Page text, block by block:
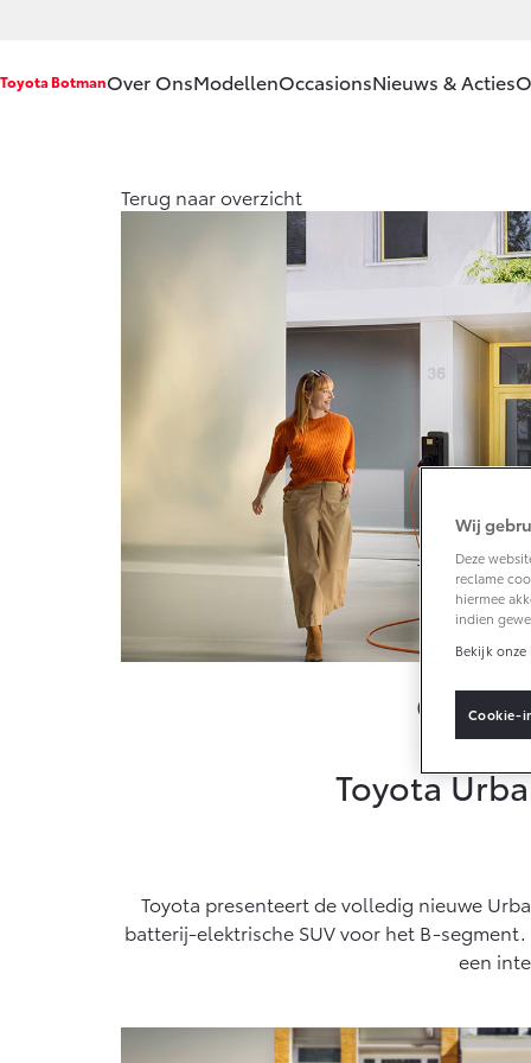
Toyota BotmanOver Ons
Klantbeoordelingen
Klachtenprocedure
Sponsorbeleid
MVO
Modellen
HYBRIDE
Vanaf € 23.750,-
Corolla Hatchback
HYBRIDE
Vanaf € 33.495,-
Toyota C-HR+
WATERSTOF-
ELEKTRISCH
OccasionsNieuws & Acties
Terug naar overzicht
Toyota
Toyota presenteert de volledig nieuwe
batterij-elektrische SUV voor het B-
een
Wij
Deze
reclame
hiermee
indien
Bekijk onze
Cookie-